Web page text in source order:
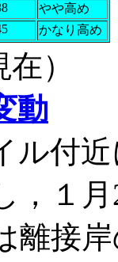
やや高め
かなり高め
）
動
ル付
，１
離接